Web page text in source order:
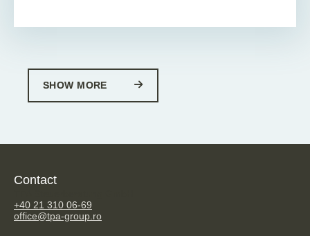
SHOW MORE
Contact
+40 21 310 06-69
office@tpa-group.ro